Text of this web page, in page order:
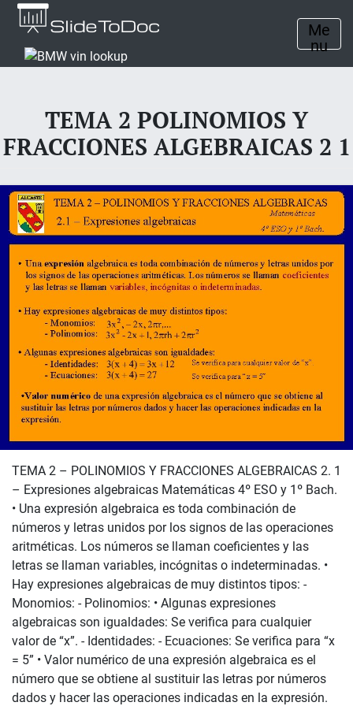
Me
nu
TEMA 2 POLINOMIOS Y
FRACCIONES ALGEBRAICAS 2 1
TEMA 2 – POLINOMIOS Y FRACCIONES ALGEBRAICAS 2. 1
– Expresiones algebraicas Matemáticas 4º ESO y 1º Bach.
• Una expresión algebraica es toda combinación de
números y letras unidos por los signos de las operaciones
aritméticas. Los números se llaman coeficientes y las
letras se llaman variables, incógnitas o indeterminadas. •
Hay expresiones algebraicas de muy distintos tipos: -
Monomios: - Polinomios: • Algunas expresiones
algebraicas son igualdades: Se verifica para cualquier
valor de “x”. - Identidades: - Ecuaciones: Se verifica para “x
= 5” • Valor numérico de una expresión algebraica es el
número que se obtiene al sustituir las letras por números
dados y hacer las operaciones indicadas en la expresión.